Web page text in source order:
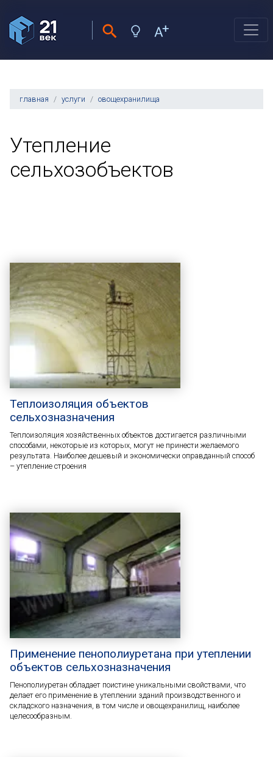
главная услуги овощехранилища
Утепление
сельхозобъектов
Теплоизоляция объектов
сельхозназначения
Теплоизоляция хозяйственных объектов достигается различными
способами, некоторые из которых, могут не принести желаемого
результата. Наиболее дешевый и экономически оправданный способ
– утепление строения
Применение пенополиуретана при утеплении
объектов сельхозназначения
Пенополиуретан обладает поистине уникальными свойствами, что
делает его применение в утеплении зданий производственного и
складского назначения, в том числе и овощехранилищ, наиболее
целесообразным.